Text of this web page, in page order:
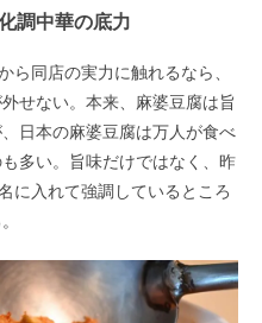
調中華の底力
ら同店の実力に触れるなら、
せない。本来、麻婆豆腐は旨
日本の麻婆豆腐は万人が食べ
多い。旨味だけではなく、昨
に入れて強調しているところ